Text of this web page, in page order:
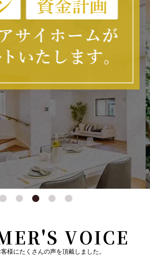
VOICE
様にたくさんの声を頂戴しました。